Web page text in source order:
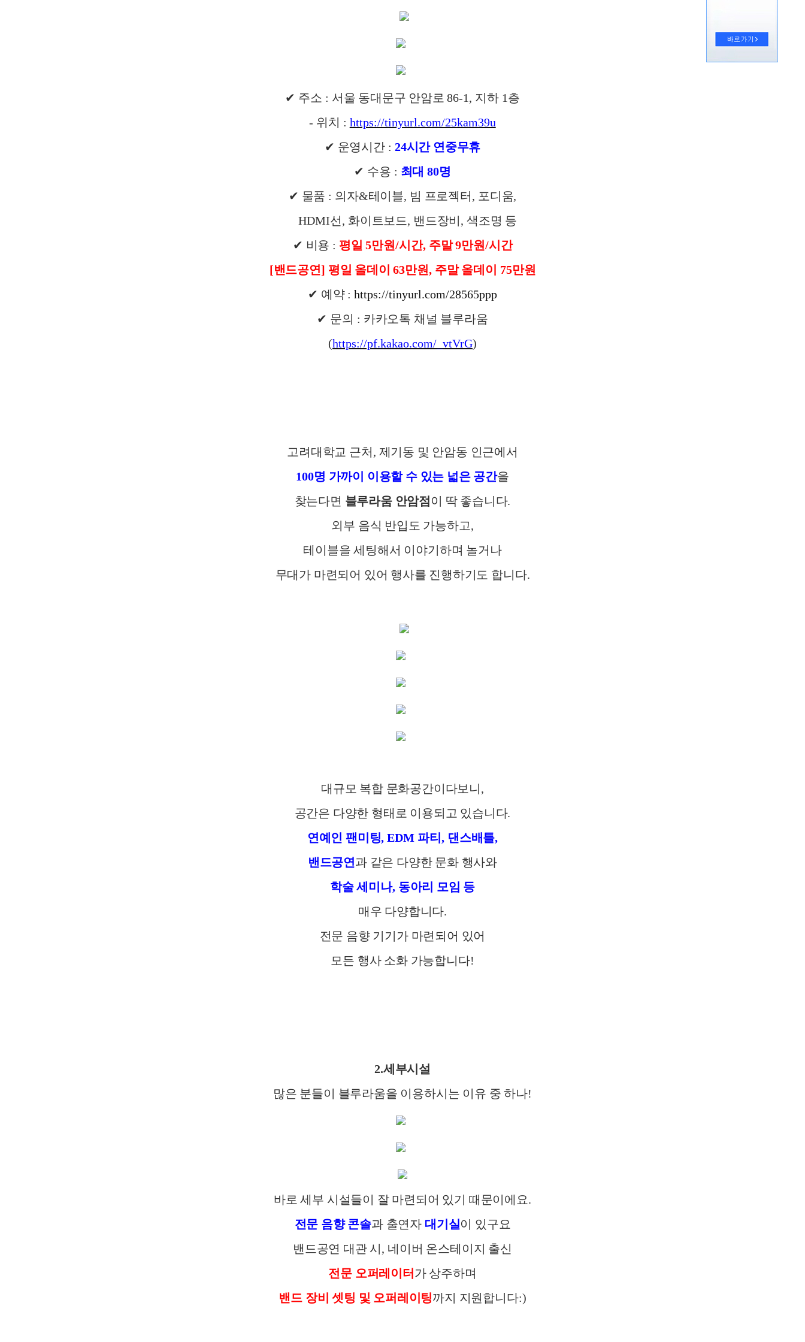
✔ 주소 : 서울 동대문구 안암로86-1, 지하 1층
- 위치 : https://tinyurl.com/25kam39u
✔ 운영시간 : 24시간 연중무휴
✔ 수용 : 최대 80명
✔ 물품 : 의자&테이블, 빔 프로젝터 , 포디움,
HDMI선, 화이트보드, 밴드장비 ,색조명 등
✔ 비용 : 평일5만원/시간, 주말9만원/시간
[밴드공연] 평일 올데이63만원, 주말 올데이 75만원
✔ 예약 :https://tinyurl.com/28565ppp
✔ 문의 : 카카오톡 채널 블루라움
(https://pf.kakao.com/_vtVrG)
고려대학교 근처 , 제기동 및 안암동 인근에서
100명 가까이 이용할 수 있는 넓은 공간을
찾는다면 블루라움 안암점 이 딱 좋습니다.
외부 음식 반입도 가능하고,
테이블을 세팅해서 이야기하며 놀거나
무대가 마련되어 있어 행사를 진행하기도 합니다.
대규모 복합 문화공간이다보니 ,
공간은 다양한 형태로 이용되고 있습니다.
연예인 팬미팅, EDM 파티 , 댄스배틀,
밴드공연 과 같은 다양한 문화 행사와
학술 세미나, 동아리 모임 등
매우 다양합니다.
전문 음향 기기가 마련되어 있어
모든 행사 소화 가능합니다!
2.세부시설
많은 분들이 블루라움을 이용하시는 이유 중 하나!
바로 세부 시설들이 잘 마련되어 있기 때문이에요.
전문 음향 콘솔과 출연자 대기실 이 있구요
밴드공연 대관 시 , 네이버 온스테이지 출신
전문 오퍼레이터 가 상주하며
밴드 장비 셋팅 및 오퍼레이팅까지 지원합니다:)